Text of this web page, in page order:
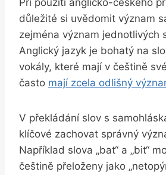
důležité si uvědomit význam
zejména význam jednotlivých
Anglický jazyk je bohatý na
vokály, které mají v češtině
často mají zcela odlišný
V překládání slov s
klíčové zachovat správný
Například slova „bat“ a „bit“
češtině přeloženy jako